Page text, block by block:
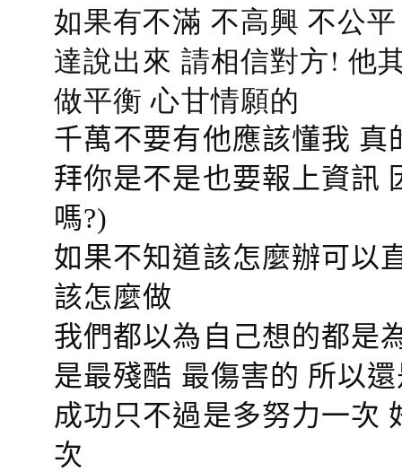
如果有不滿 不高興 不公
達說出來 請相信對方! 他
做平衡 心甘情願的
千萬不要有他應該懂我
拜你是不是也要報上資訊
嗎?)
如果不知道該怎麼辦可以
該怎麼做
我們都以為自己想的都是
是最殘酷 最傷害的 所以
成功只不過是多努力一次
次